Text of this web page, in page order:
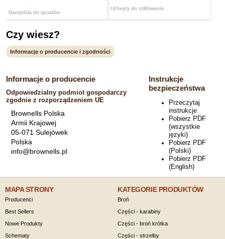
Narzędzia do spustów
Uchwyty do szlifowania
Czy wiesz?
Informacje o producencie i zgodności
Informacje o producencie
Odpowiedzialny podmiot gospodarczy
zgodnie z rozporządzeniem UE
Brownells Polska
Armii Krajowej
05-071 Sulejówek
Polska
info@brownells.pl
Instrukcje
bezpieczeństwa
Przeczytaj
instrukcje
Pobierz PDF
(wszystkie
języki)
Pobierz PDF
(Polski)
Pobierz PDF
(English)
MAPA STRONY
Producenci
Best Sellers
Nowe Produkty
Schematy
KATEGORIE PRODUKTÓW
Broń
Części - karabiny
Części - broń krótka
Części - strzelby